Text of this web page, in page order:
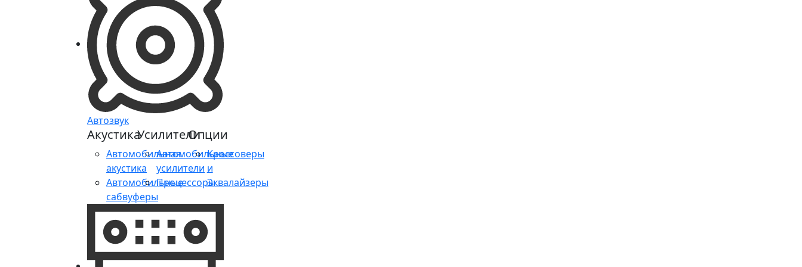
Автозвук
Акустика
Автомобильная
акустика
Автомобильные
сабвуферы
Усилители
Автомобильные
усилители
Процессоры
Опции
Кроссоверы
и
Эквалайзеры